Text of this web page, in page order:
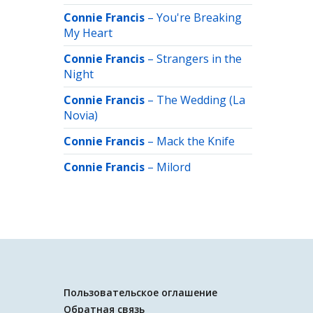
Connie Francis – You're Breaking
My Heart
Connie Francis – Strangers in the
Night
Connie Francis – The Wedding (La
Novia)
Connie Francis – Mack the Knife
Connie Francis – Milord
Пользовательское оглашение
Обратная связь